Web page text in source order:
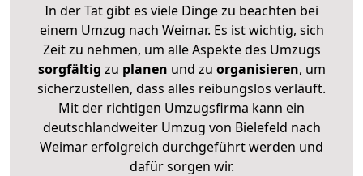
In der Tat gibt es viele Dinge zu beachten bei
einem Umzug nach Weimar. Es ist wichtig, sich
Zeit zu nehmen, um alle Aspekte des Umzugs
sorgfältig zu planen und zu organisieren, um
sicherzustellen, dass alles reibungslos verläuft.
Mit der richtigen Umzugsfirma kann ein
deutschlandweiter Umzug von Bielefeld nach
Weimar erfolgreich durchgeführt werden und
dafür sorgen wir.